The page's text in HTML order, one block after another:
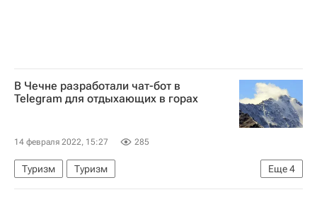
В Чечне разработали чат-бот в
Telegram для отдыхающих в горах
14 февраля 2022, 15:27 285
Еще4
Туризм
Туризм
МЧС России (Министерство РФ по делам гражданской обороны, чрезвычайным ситуациям и ликвидации последствий стихийных бедствий)